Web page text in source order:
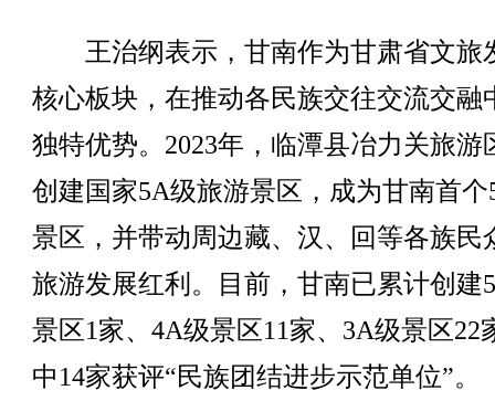
王治纲表示，甘南作为甘肃省文旅
核心板块，在推动各民族交往交流交融
独特优势。2023年，临潭县冶力关旅游
创建国家5A级旅游景区，成为甘南首个
景区，并带动周边藏、汉、回等各族民
旅游发展红利。目前，甘南已累计创建
景区1家、4A级景区11家、3A级景区22
中14家获评“民族团结进步示范单位”。